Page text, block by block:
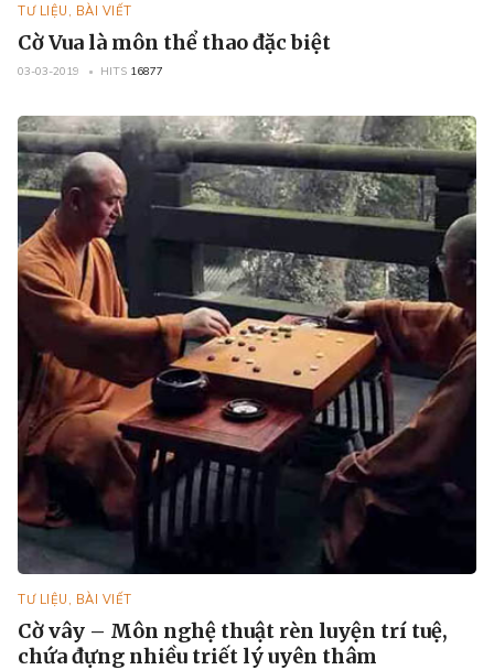
TƯ LIỆU, BÀI VIẾT
Cờ Vua là môn thể thao đặc biệt
03-03-2019 HITS 16877
TƯ LIỆU, BÀI VIẾT
Cờ vây – Môn nghệ thuật rèn luyện trí tuệ,
chứa đựng nhiều triết lý uyên thâm